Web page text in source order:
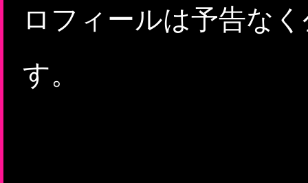
ロフィールは予告な
す。